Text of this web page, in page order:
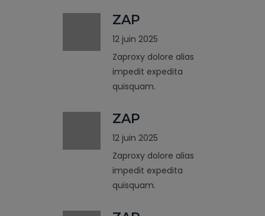
ZAP
12 juin 2025
Zaproxy dolore alias
impedit expedita
quisquam.
ZAP
12 juin 2025
Zaproxy dolore alias
impedit expedita
quisquam.